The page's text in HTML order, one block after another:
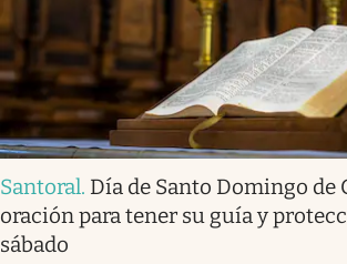
Santoral. Día de Santo Domingo de
oración para tener su guía y
sábado